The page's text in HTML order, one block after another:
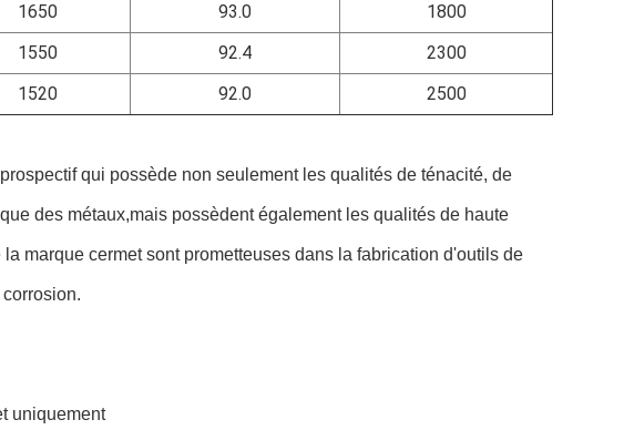
1650 93.0
1800
1550 92.4
2300
1520 92.0 2500
qui possède non seulement les qualités de ténacité, de
des métaux,mais possèdent également les qualités de haute
marque cermet sont prometteuses dans la fabrication d'outils de
uniquement